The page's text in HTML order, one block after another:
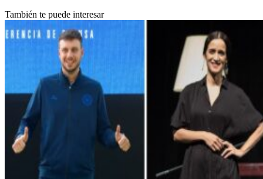
También te puede interesar